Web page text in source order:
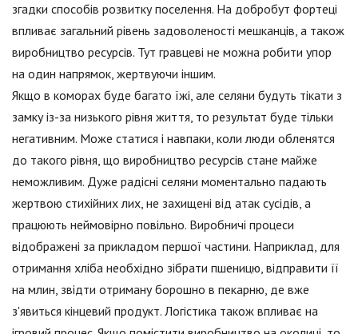
згадки способів розвитку поселення. На добробут фортеці
впливає загальний рівень задоволеності мешканців, а також
виробництво ресурсів. Тут гравцеві не можна робити упор
на один напрямок, жертвуючи іншим.
Якщо в коморах буде багато їжі, але селяни будуть тікати з
замку із-за низького рівня життя, то результат буде тільки
негативним. Може статися і навпаки, коли люди обленятся
до такого рівня, що виробництво ресурсів стане майже
неможливим. Дуже радісні селяни моментально падають
жертвою стихійних лих, не захищені від атак сусідів, а
працюють неймовірно повільно. Виробничі процеси
відображені за прикладом першої частини. Наприклад, для
отримання хліба необхідно зібрати пшеницю, відправити її
на млин, звідти отриману борошно в пекарню, де вже
з'явиться кінцевий продукт. Логістика також впливає на